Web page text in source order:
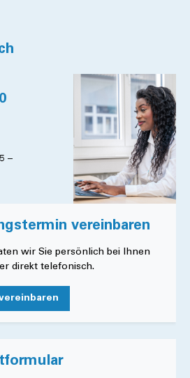
–
vereinbaren
wir Sie persönlich bei Ihnen
direkt telefonisch.